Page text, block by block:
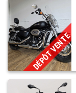
DÉPÔT VENTE